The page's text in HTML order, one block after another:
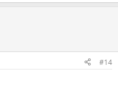
#14